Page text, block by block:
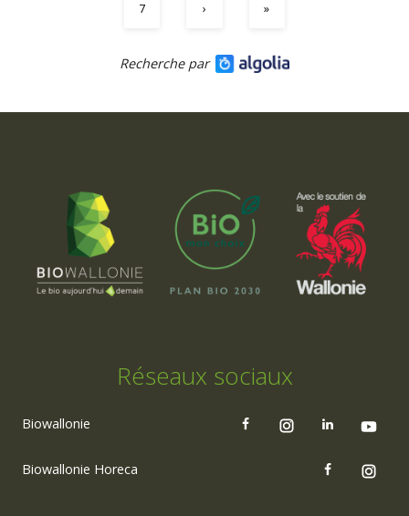
7 › »
Recherche par
Réseaux sociaux
Biowallonie
Biowallonie Horeca